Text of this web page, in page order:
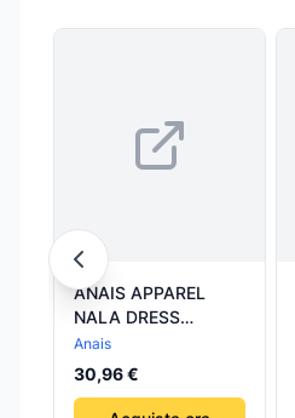
ANAIS APPAREL
NALA DRESS
INTIMO NERO
TAGLIA M
Anais
30,96 €